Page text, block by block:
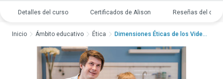
Detalles del curso Certificados de Alison Reseñas del
Inicio Ámbito educativo Ética Dimensiones Éticas de los Videoju...